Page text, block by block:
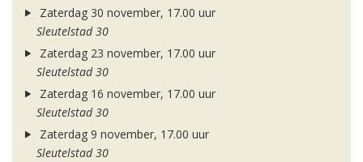
Zaterdag 30 november, 17.00 uur
Sleutelstad 30
Zaterdag 23 november, 17.00 uur
Sleutelstad 30
Zaterdag 16 november, 17.00 uur
Sleutelstad 30
Zaterdag 9 november, 17.00 uur
Sleutelstad 30